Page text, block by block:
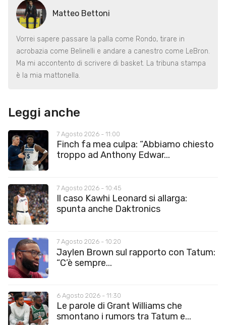
Matteo Bettoni
Vorrei sapere passare la palla come Rondo, tirare in
acrobazia come Belinelli e andare a canestro come LeBron.
Ma mi accontento di scrivere di basket. La tribuna stampa
è la mia mattonella.
Leggi anche
7 Agosto 2026 - 11:00
Finch fa mea culpa: “Abbiamo chiesto
troppo ad Anthony Edwar...
7 Agosto 2026 - 10:45
Il caso Kawhi Leonard si allarga:
spunta anche Daktronics
7 Agosto 2026 - 10:20
Jaylen Brown sul rapporto con Tatum:
“C’è sempre...
6 Agosto 2026 - 11:30
Le parole di Grant Williams che
smontano i rumors tra Tatum e...